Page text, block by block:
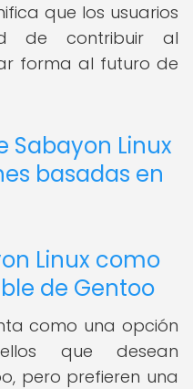
que los usuarios
de contribuir al
forma al futuro de
Linux
basadas en
Linux como
de Gentoo
como una opción
que desean
pero prefieren una